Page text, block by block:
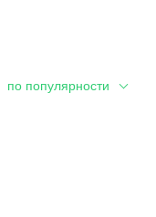
по популярности